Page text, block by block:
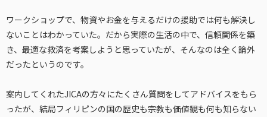
ワークショップで、物資やお金を与えるだけの援助では何も解決し
ないことはわかっていた。だから実際の生活の中で、信頼関係を築
き、最適な救済を考案しようと思っていたが、そんなのは全く論外
だったというのです。
案内してくれたJICAの方々にたくさん質問をしてアドバイスをもら
ったが、結局フィリピンの国の歴史も宗教も価値観も何も知らない